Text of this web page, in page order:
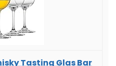
Tasting Glas Bar